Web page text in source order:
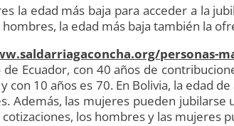
la edad más baja para acceder a la
hombres, la edad más baja también la
personas-
de Ecuador, con 40 años de
con 10 años es 70. En Bolivia, la edad
Además, las mujeres pueden
cotizaciones, los hombres y las mujeres